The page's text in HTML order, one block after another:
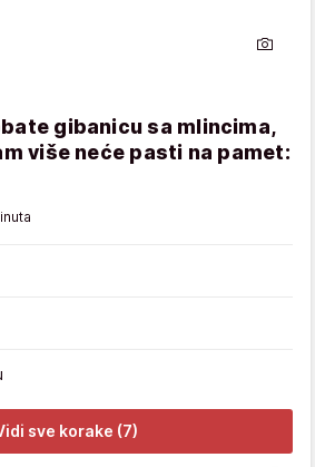
gibanicu sa mlincima,
više neće pasti na pamet:
sve korake (7)